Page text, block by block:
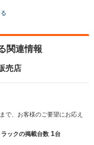
関連情報
売店
で、お客様のご要望にお応え
ックの掲載台数 1台